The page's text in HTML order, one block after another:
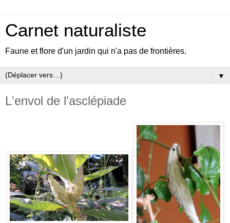
Carnet naturaliste
Faune et flore d'un jardin qui n'a pas de frontières.
▼
L'envol de l'asclépiade